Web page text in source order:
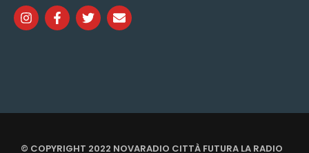
© COPYRIGHT 2022 NOVARADIO CITTÀ FUTURA LA RADIO